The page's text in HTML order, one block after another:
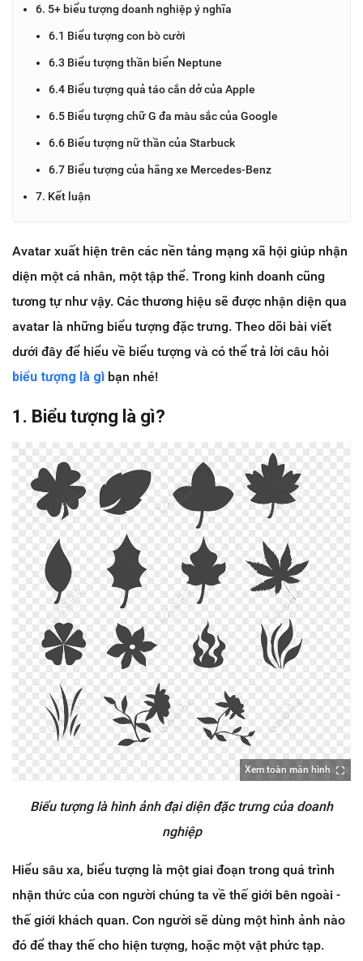
6. 5+ biểu tượng doanh nghiệp ý nghĩa
6.1 Biểu tượng con bò cười
6.3 Biểu tượng thần biển Neptune
6.4 Biểu tượng quả táo cắn dở của Apple
6.5 Biểu tượng chữ G đa màu sắc của Google
6.6 Biểu tượng nữ thần của Starbuck
6.7 Biểu tượng của hãng xe Mercedes-Benz
7. Kết luận
Avatar xuất hiện trên các nền tảng mạng xã hội giúp nhận
diện một cá nhân, một tập thể. Trong kinh doanh cũng
tương tự như vậy. Các thương hiệu sẽ được nhận diện qua
avatar là những biểu tượng đặc trưng. Theo dõi bài viết
dưới đây để hiểu về biểu tượng và có thể trả lời câu hỏi
biểu tượng là gì bạn nhé!
1. Biểu tượng là gì?
Xem toàn màn hình
Biểu tượng là hình ảnh đại diện đặc trưng của doanh
nghiệp
Hiểu sâu xa, biểu tượng là một giai đoạn trong quá trình
nhận thức của con người chúng ta về thế giới bên ngoài -
thế giới khách quan. Con người sẽ dùng một hình ảnh nào
đó để thay thế cho hiện tượng, hoặc một vật phức tạp.